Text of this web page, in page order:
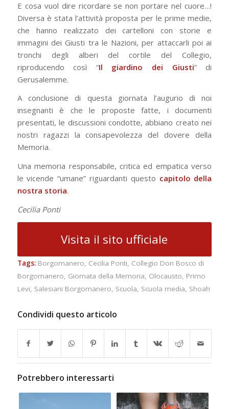
E cosa vuol dire ricordare se non portare nel cuore…!
Diversa è stata l’attività proposta per le prime medie,
che hanno realizzato dei cartelloni con storie e
immagini dei Giusti tra le Nazioni, per attaccarli poi ai
tronchi degli alberi del cortile del Collegio,
riproducendo così “Il giardino dei Giusti” di
Gerusalemme.
A conclusione di questa giornata l’augurio di noi
insegnanti è che le proposte fatte, i documenti
presentati, le discussioni condotte, abbiano creato nei
nostri ragazzi la consapevolezza del dovere della
Memoria.
Una memoria responsabile, critica ed empatica verso
le vicende “umane” riguardanti questo capitolo della
nostra storia.
Cecilia Ponti
Visita il sito ufficiale
Tags: Borgomanero, Cecilia Ponti, Collegio Don Bosco di
Borgomanero, Giornata della Memoria, Olocausto, Primo
Levi, Salesiani Borgomanero, Scuola, Scuola media, Shoah
Condividi questo articolo
Potrebbero interessarti